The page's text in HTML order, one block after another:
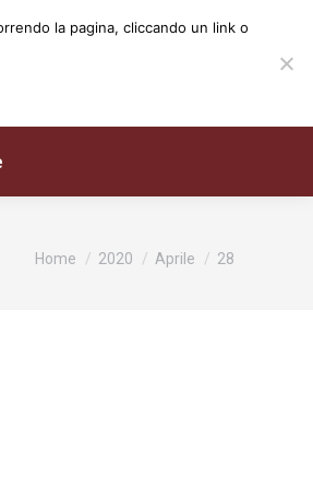
Tu sei qui:
Home 2020 Aprile 28
la pagina, cliccando un link o